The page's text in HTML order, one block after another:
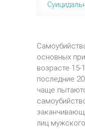
основных
возрасте 15-
последние
чаще
лиц